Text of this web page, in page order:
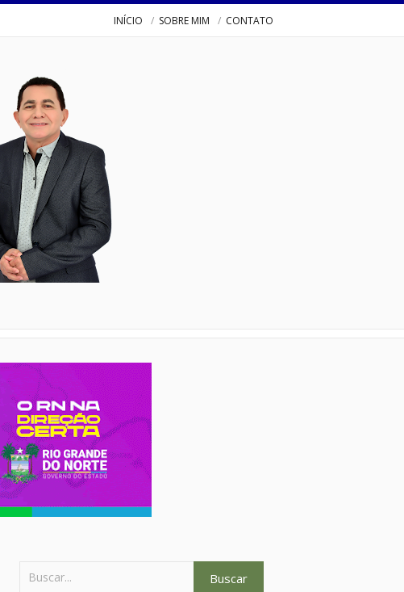
INÍCIO SOBRE MIM CONTATO